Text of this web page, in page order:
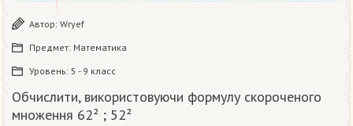
Автор: Wryef
Предмет: Математика
Уровень: 5 - 9 класс
Обчислити, використовуючи формулу скороченого
множення 62² ; 52²